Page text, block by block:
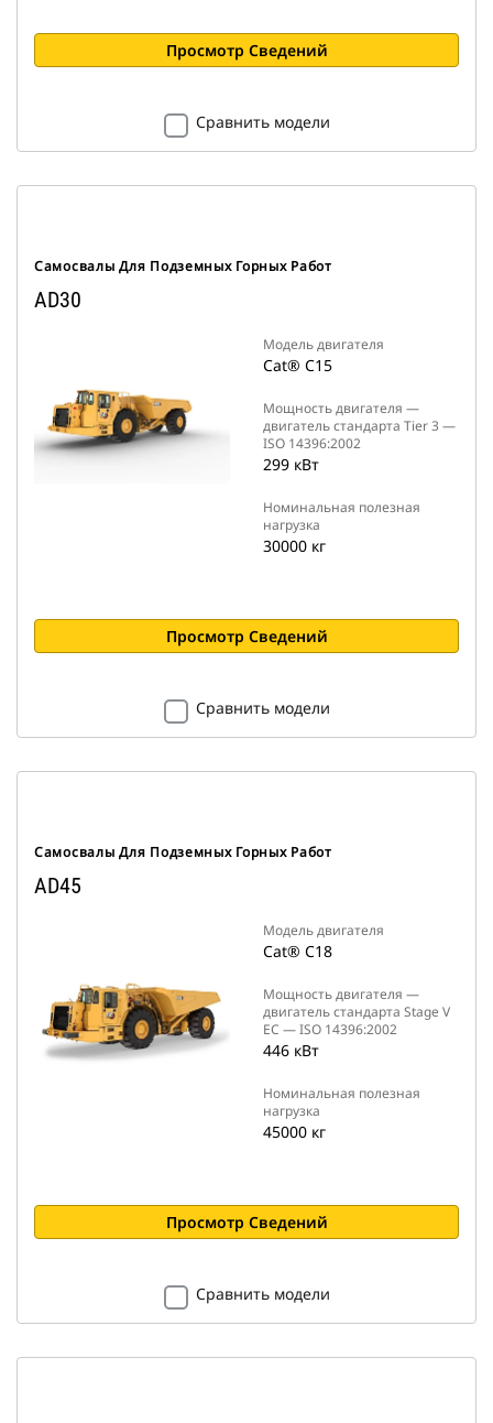
Просмотр Сведений
Сравнить модели
Самосвалы Для Подземных Горных Работ
AD30
Модель двигателя
Cat® C15
Мощность двигателя —
двигатель стандарта Tier 3 —
ISO 14396:2002
299 кВт
Номинальная полезная
нагрузка
30000 кг
Просмотр Сведений
Сравнить модели
Самосвалы Для Подземных Горных Работ
AD45
Модель двигателя
Cat® C18
Мощность двигателя —
двигатель стандарта Stage V
ЕС — ISO 14396:2002
446 кВт
Номинальная полезная
нагрузка
45000 кг
Просмотр Сведений
Сравнить модели